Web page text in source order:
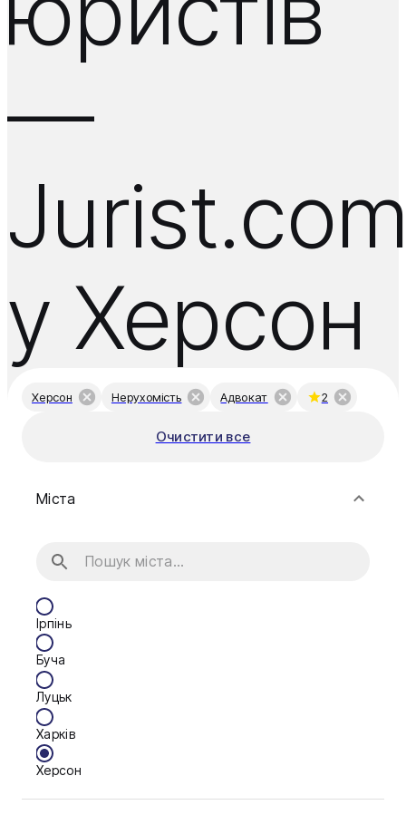
—
у Херсон
Херсон Нерухомість Адвокат 2
Очистити все
Міста
Ірпінь
Буча
Луцьк
Харків
Херсон